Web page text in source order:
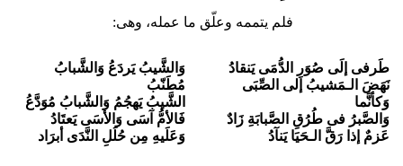
فلم یتممه وعلّق ما عمله، وهی:
طَرفی إلَى صُوَرِ الدُّمَى یَنقادُ
نَهَضَ الـمَشیبُ إلى الصِّبَى
وَکأنَّما
وَالصَّبرُ فی طُرُقِ الصَّبابَةِ زَادٌ
عَزمٌ إذا رَقَّ الـحَیَا یَنآدُ
وَالشَّیبُ یَردَعُ وَالشَّبابُ
مُطَنّبُ
الشَّیبُ یَهجُمُ وَالشَّبابُ مُوَدَّعُ
فَالأمُّ آسَى وَالأسَى یَعتَادُ
وَعَلَیهِ مِن حُلَلِ النَّدَى أبرَاد